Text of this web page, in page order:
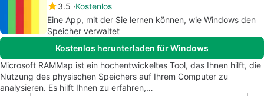
3.5 Kostenlos
Eine App, mit der Sie lernen können, wie Windows den
Speicher verwaltet
Kostenlos herunterladen für Windows
Microsoft RAMMap ist ein hochentwickeltes Tool, das Ihnen hilft, die
Nutzung des physischen Speichers auf Ihrem Computer zu
analysieren. Es hilft Ihnen zu erfahren,…